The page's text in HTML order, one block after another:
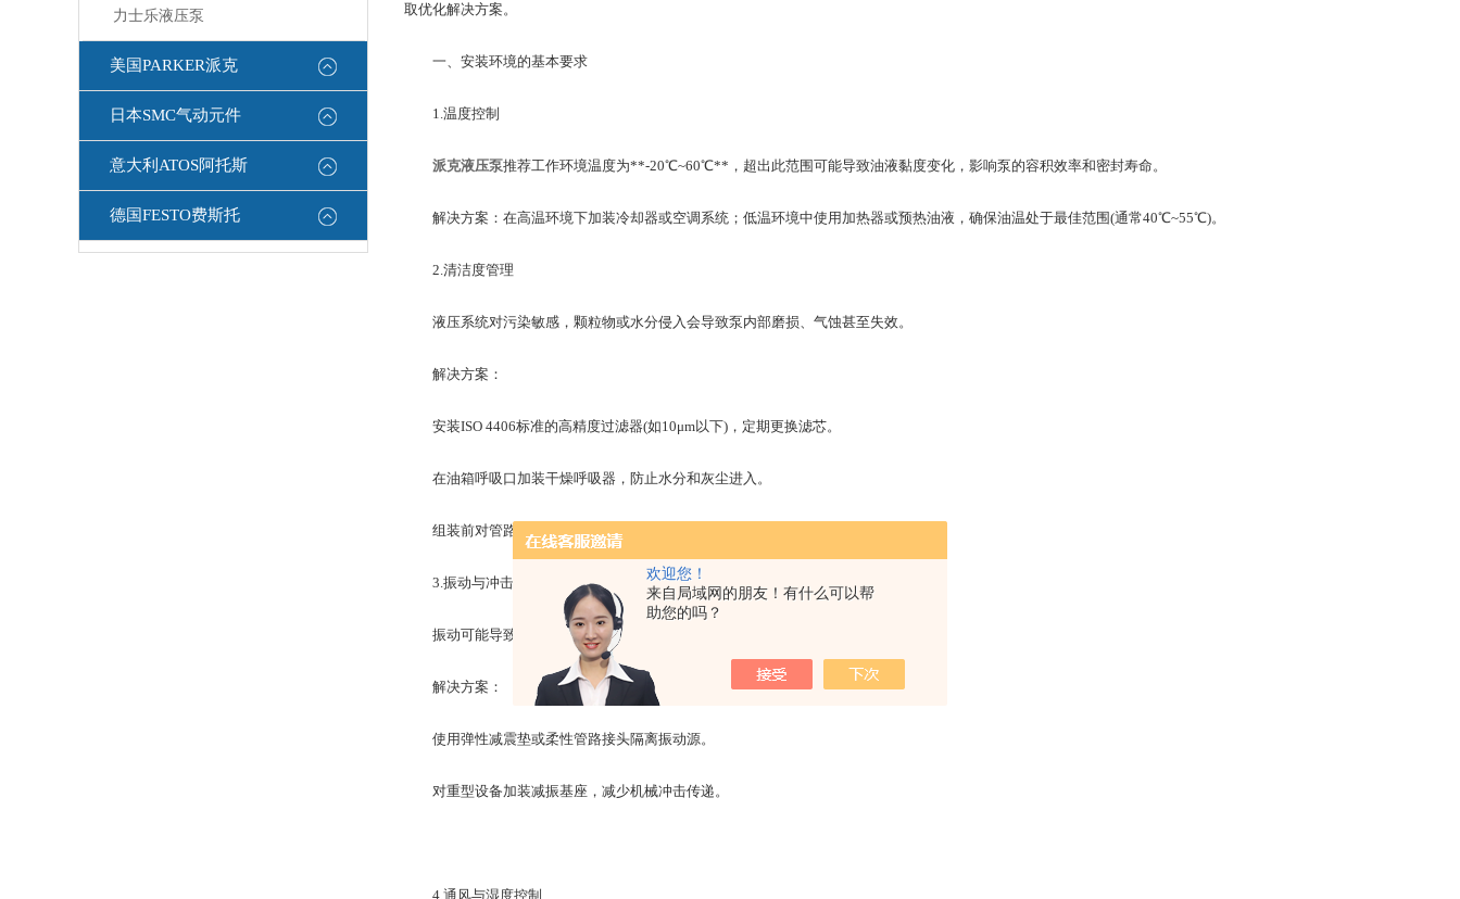
欢迎您！
来自局域网的朋友！有什么可以帮
助您的吗？
力士乐液压泵
美国PARKER派克
日本SMC气动元件
意大利ATOS阿托斯
德国FESTO费斯托
取优化解决方案。
​一、安装环境的基本要求
​1.温度控制
派克液压泵推荐工作环境温度为​**-20℃~60℃**，超出此范围可能导致油液黏度变化，影响泵的容积效率和密封寿命。
​解决方案：在高温环境下加装冷却器或空调系统；低温环境中使用加热器或预热油液，确保油温处于最佳范围(通常40℃~55℃)。
​2.清洁度管理
液压系统对污染敏感，颗粒物或水分侵入会导致泵内部磨损、气蚀甚至失效。
​解决方案：
安装​ISO 4406标准的高精度过滤器(如10μm以下)，定期更换滤芯。
在油箱呼吸口加装​干燥呼吸器，防止水分和灰尘进入。
组装前对管路进行​冲洗，避免残留污染物。
​3.振动与冲击防护
振动可能导致泵体螺栓松动、管路接头泄漏，甚至影响轴承寿命。
​解决方案：
使用​弹性减震垫或​柔性管路接头隔离振动源。
对重型设备加装​减振基座，减少机械冲击传递。
​4.通风与湿度控制